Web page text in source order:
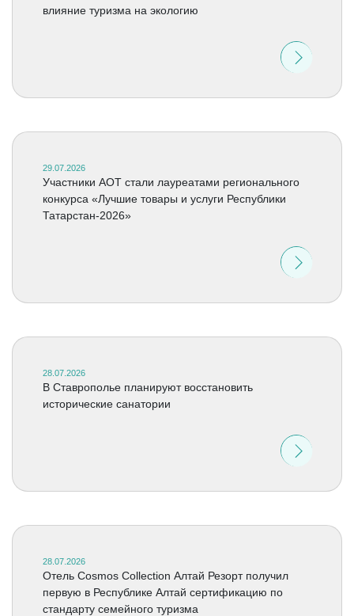
влияние туризма на экологию
29.07.2026
Участники АОТ стали лауреатами регионального
конкурса «Лучшие товары и услуги Республики
Татарстан-2026»
28.07.2026
В Ставрополье планируют восстановить
исторические санатории
28.07.2026
Отель Cosmos Collection Алтай Резорт получил
первую в Республике Алтай сертификацию по
стандарту семейного туризма